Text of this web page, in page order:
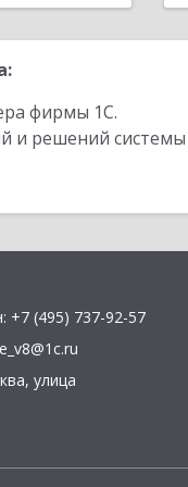
фирмы 1С.
и решений
+7 (495) 737-92-57
, улица